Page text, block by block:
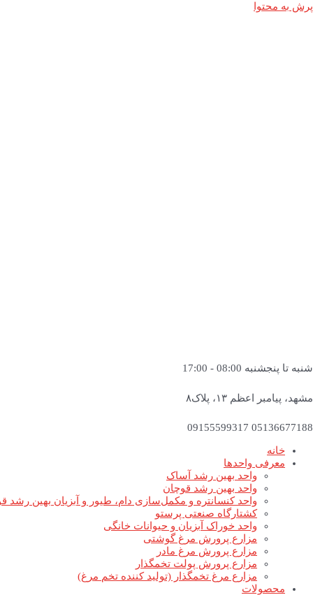
پرش به محتوا
شنبه تا پنجشنبه 08:00 - 17:00
مشهد، پیامبر اعظم ۱۳، پلاک۸
05136677188 09155599317
خانه
معرفی واحدها
واحد بهین رشد آساک
واحد بهین رشد قوچان
واحد کنسانتره و مکمل‌سازی دام، طیور و آبزیان بهین رشد
کشتارگاه صنعتی پرستو
واحد خوراک آبزیان و حیوانات خانگی
مزارع پرورش مرغ گوشتی
مزارع پرورش مرغ مادر
مزارع پرورش پولت تخمگذار
مزارع مرغ تخمگذار (تولید کننده تخم مرغ)
محصولات